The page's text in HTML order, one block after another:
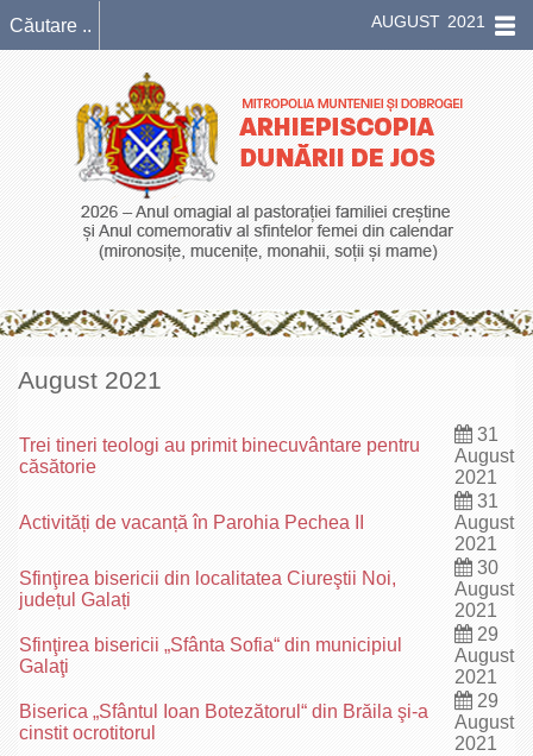
AUGUST 2021
August 2021
Trei tineri teologi au primit binecuvântare pentru
căsătorie
31
August
2021
Activități de vacanță în Parohia Pechea II
31
August
2021
Sfinţirea bisericii din localitatea Ciureştii Noi,
județul Galați
30
August
2021
Sfinţirea bisericii „Sfânta Sofia“ din municipiul
Galaţi
29
August
2021
Biserica „Sfântul Ioan Botezătorul“ din Brăila şi-a
cinstit ocrotitorul
29
August
2021